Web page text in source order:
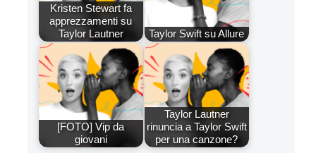
Kristen Stewart fa
apprezzamenti su
Taylor Lautner
Taylor Swift su Allure
[FOTO] Vip da
giovani
Taylor Lautner
rinuncia a Taylor Swift
per una canzone?